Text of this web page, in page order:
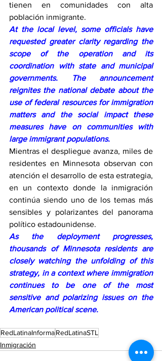
tienen en comunidades con alta
población inmigrante.
At the local level, some officials have
requested greater clarity regarding the
scope of the operation and its
coordination with state and municipal
governments. The announcement
reignites the national debate about the
use of federal resources for immigration
matters and the social impact these
measures have on communities with
large immigrant populations.
Mientras el despliegue avanza, miles de
residentes en Minnesota observan con
atención el desarrollo de esta estrategia,
en un contexto donde la inmigración
continúa siendo uno de los temas más
sensibles y polarizantes del panorama
político estadounidense.
As the deployment progresses,
thousands of Minnesota residents are
closely watching the unfolding of this
strategy, in a context where immigration
continues to be one of the most
sensitive and polarizing issues on the
American political scene.
RedLatinaInformaRedLatinaSTL
Inmigración